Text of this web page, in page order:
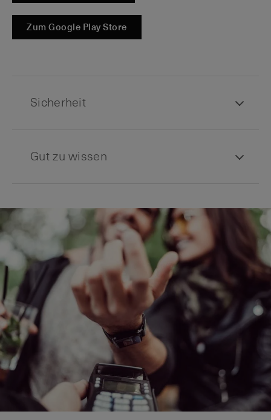
Zum Google Play Store
Sicherheit
Gut zu wissen